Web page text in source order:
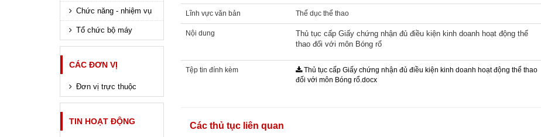
Chức năng - nhiệm vụ
Tổ chức bộ máy
CÁC ĐƠN VỊ
Đơn vị trực thuộc
TIN HOẠT ĐỘNG
Lĩnh vực văn bản Thể dục thể thao
Nội dung
Thủ tục cấp Giấy chứng nhận đủ điều kiện kinh doanh hoạt động thể
thao đối với môn Bóng rổ
Tệp tin đính kèm
Thủ tục cấp Giấy chứng nhận đủ điều kiện kinh doanh hoạt động thể thao
đối với môn Bóng rổ.docx
Các thủ tục liên quan